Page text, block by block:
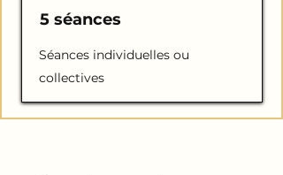
5 séances
Séances individuelles ou
collectives